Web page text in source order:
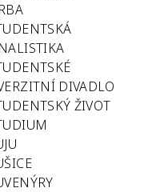
DIVADLO
ŽIVOT